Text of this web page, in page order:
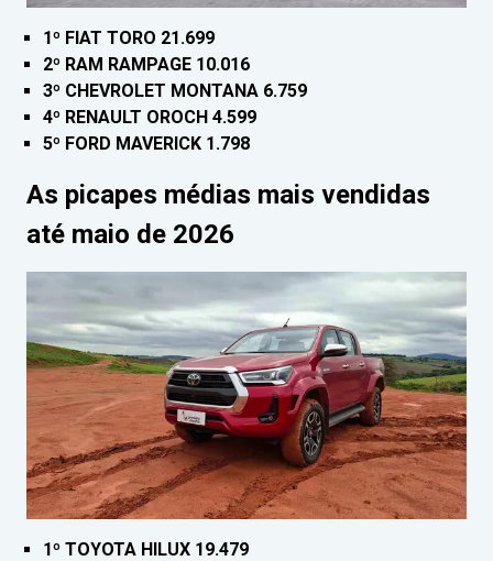
1º FIAT TORO 21.699
2º RAM RAMPAGE 10.016
3º CHEVROLET MONTANA 6.759
4º RENAULT OROCH 4.599
5º FORD MAVERICK 1.798
As picapes médias mais vendidas
até maio de 2026
1º TOYOTA HILUX 19.479